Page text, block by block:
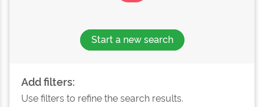
Start a new search
Add filters:
Use filters to refine the search results.